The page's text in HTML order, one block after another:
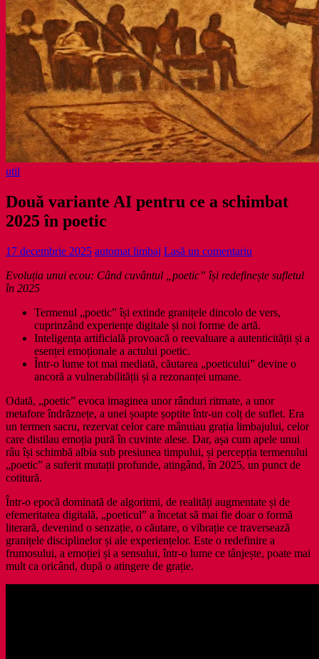
util
Două variante AI pentru ce a schimbat
2025 în poetic
17 decembrie 2025 automat limbaj Lasă un comentariu
Evoluția unui ecou: Când cuvântul „poetic” își redefinește sufletul
în 2025
Termenul „poetic” își extinde granițele dincolo de vers,
cuprinzând experiențe digitale și noi forme de artă.
Inteligența artificială provoacă o reevaluare a autenticității și a
esenței emoționale a actului poetic.
Într-o lume tot mai mediată, căutarea „poeticului” devine o
ancoră a vulnerabilității și a rezonanței umane.
Odată, „poetic” evoca imaginea unor rânduri ritmate, a unor
metafore îndrăznețe, a unei șoapte șoptite într-un colț de suflet. Era
un termen sacru, rezervat celor care mânuiau grația limbajului, celor
care distilau emoția pură în cuvinte alese. Dar, așa cum apele unui
râu își schimbă albia sub presiunea timpului, și percepția termenului
„poetic” a suferit mutații profunde, atingând, în 2025, un punct de
cotitură.
Într-o epocă dominată de algoritmi, de realități augmentate și de
efemeritatea digitală, „poeticul” a încetat să mai fie doar o formă
literară, devenind o senzație, o căutare, o vibrație ce traversează
granițele disciplinelor și ale experiențelor. Este o redefinire a
frumosului, a emoției și a sensului, într-o lume ce tânjește, poate mai
mult ca oricând, după o atingere de grație.